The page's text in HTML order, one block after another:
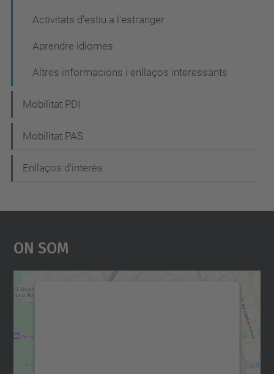
Activitats d'estiu a l'estranger
Aprendre idiomes
Altres informacions i enllaços interessants
Mobilitat PDI
Mobilitat PAS
Enllaços d'interès
On Som